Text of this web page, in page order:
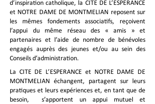
d’inspiration catholique, la CITE DE L’ESPERANCE
et NOTRE DAME DE MONTMELIAN reposent sur
les mêmes fondements associatifs, reçoivent
l’appui du même réseau des « amis » et
partenaires et l’aide de nombre de bénévoles
engagés auprès des jeunes et/ou au sein des
Conseils d’administration.
La CITE DE L’ESPERANCE et NOTRE DAME DE
MONTMELIAN échangent, partagent sur leurs
pratiques et leurs expériences et, en tant que de
besoin, s’apportent un appui mutuel et